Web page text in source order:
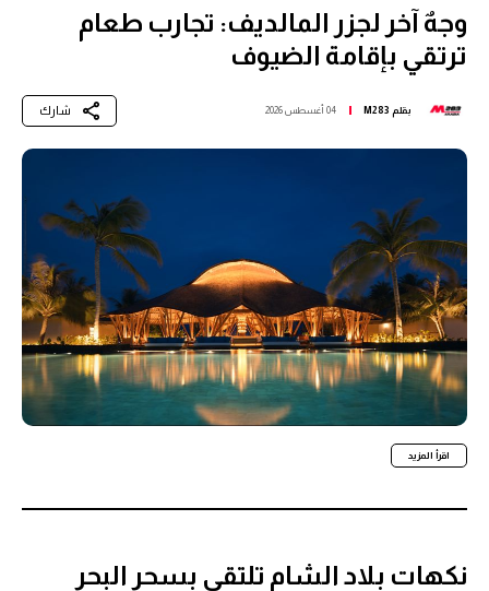
وجهٌ آخر لجزر المالديف: تجارب طعام
ترتقي بإقامة الضيوف
بقلم M283 04 أغسطس 2026 شارك
اقرأ المزيد
نكهات بلاد الشام تلتقي بسحر البحر